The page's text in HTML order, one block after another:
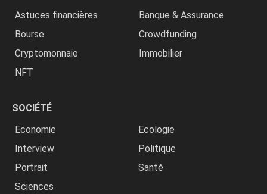
Astuces financières
Banque & Assurance
Bourse
Crowdfunding
Cryptomonnaie
Immobilier
NFT
SOCIÉTÉ
Economie
Ecologie
Interview
Politique
Portrait
Santé
Sciences